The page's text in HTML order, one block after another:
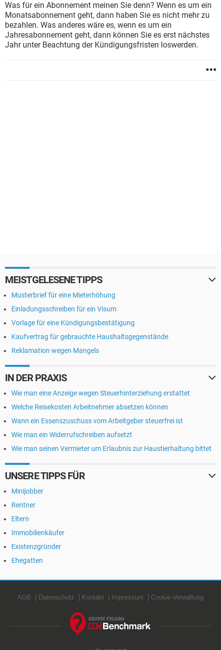
Was für ein Abonnement meinen Sie denn? Wenn es um ein
Monatsabonnement geht, dann haben Sie es nicht mehr zu
bezahlen. Was anderes wäre es, wenn es um ein
Jahresabonnement geht, dann können Sie es erst nächstes
Jahr unter Beachtung der Kündigungsfristen loswerden.
MEISTGELESENE TIPPS
Musterbrief für eine Mieterhöhung
Einladungsschreiben für ein Visum
Vorlage für eine Kündigungsbestätigung
Kaufvertrag für gebrauchte Haushaltsgegenstände
Reklamation wegen Mangels
IN DER PRAXIS
Wie man eine Anzeige wegen Steuerhinterziehung erstattet
Welche Reisekosten Arbeitnehmer absetzen können
Wann ein Essenszuschuss vom Arbeitgeber steuerfrei ist
Wie man ein Widerrufschreiben aufsetzt
Wie man seinen Vermieter um Erlaubnis zur Haustierhaltung bittet
UNSERE TIPPS FÜR
Minijobber
Rentner
Eltern
Immobilienkäufer
Existenzgründer
Ehegatten
AGB Datenschutz Kontakt Impressum Cookie-Verwaltung